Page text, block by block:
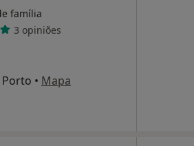
família
3 opiniões
Porto • Mapa